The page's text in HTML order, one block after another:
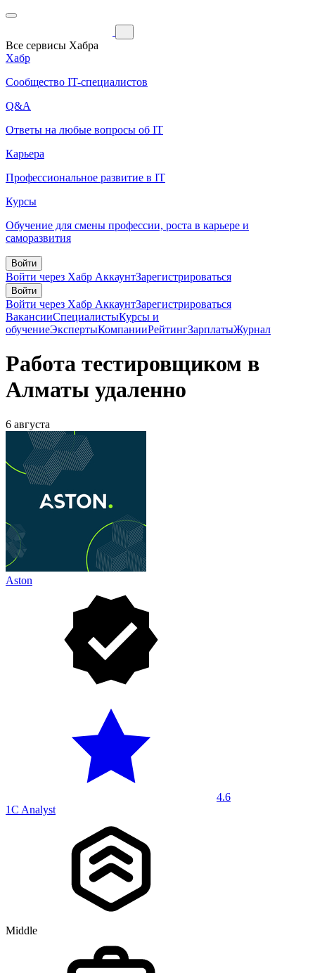
Все сервисы Хабра
Хабр
Сообщество IT-специалистов
Q&A
Ответы на любые вопросы об IT
Карьера
Профессиональное развитие в IT
Курсы
Обучение для смены профессии, роста в карьере и
саморазвития
Войти
Войти через Хабр АккаунтЗарегистрироваться
Войти
Войти через Хабр АккаунтЗарегистрироваться
ВакансииСпециалистыКурсы и
обучениеЭкспертыКомпанииРейтингЗарплатыЖурнал
Работа тестировщиком в
Алматы удаленно
6 августа
Aston
4.6
1C Analyst
Middle